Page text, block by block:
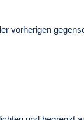
vorherigen